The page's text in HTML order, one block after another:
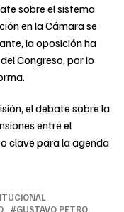
sobre el sistema
en la Cámara se
la oposición ha
Congreso, por lo
el debate sobre la
entre el
clave para la agenda
GUSTAVO PETRO